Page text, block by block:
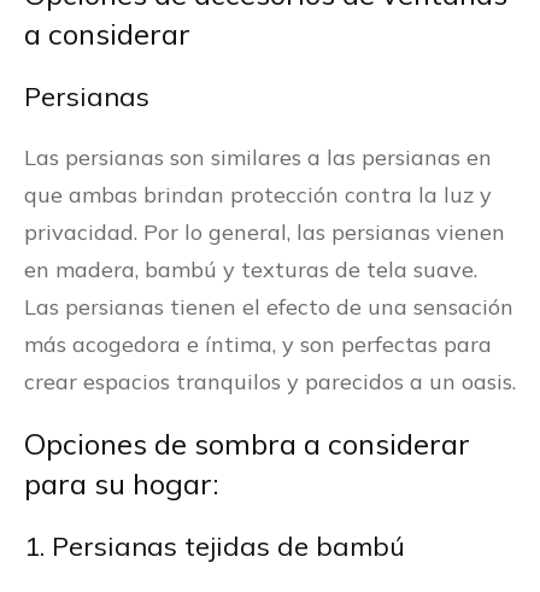
a considerar
Persianas
Las persianas son similares a las persianas en
que ambas brindan protección contra la luz y
privacidad. Por lo general, las persianas vienen
en madera, bambú y texturas de tela suave.
Las persianas tienen el efecto de una sensación
más acogedora e íntima, y ​​son perfectas para
crear espacios tranquilos y parecidos a un oasis.
Opciones de sombra a considerar
para su hogar:
1. Persianas tejidas de bambú